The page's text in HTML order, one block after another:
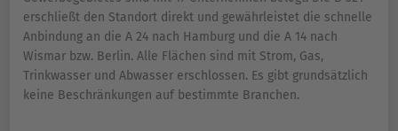
erschließt den Standort direkt und gewährleistet die schnelle
Anbindung an die A 24 nach Hamburg und die A 14 nach
Wismar bzw. Berlin. Alle Flächen sind mit Strom, Gas,
Trinkwasser und Abwasser erschlossen. Es gibt grundsätzlich
keine Beschränkungen auf bestimmte Branchen.